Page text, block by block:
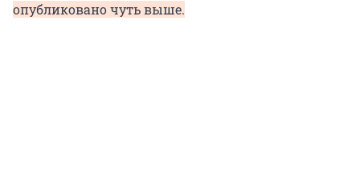
опубликовано чуть выше.